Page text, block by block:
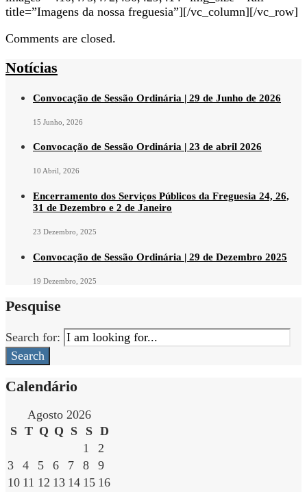
title=”Imagens da nossa freguesia”][/vc_column][/vc_row]
Comments are closed.
Notícias
Convocação de Sessão Ordinária | 29 de Junho de 2026
15 Junho, 2026
Convocação de Sessão Ordinária | 23 de abril 2026
10 Abril, 2026
Encerramento dos Serviços Públicos da Freguesia 24, 26,
31 de Dezembro e 2 de Janeiro
23 Dezembro, 2025
Convocação de Sessão Ordinária | 29 de Dezembro 2025
19 Dezembro, 2025
Pesquise
Search for:
Search
Calendário
Agosto 2026
S T Q Q S S D
1
2
3
4 5 6 7 8
9
10 11 12 13 14 15 16